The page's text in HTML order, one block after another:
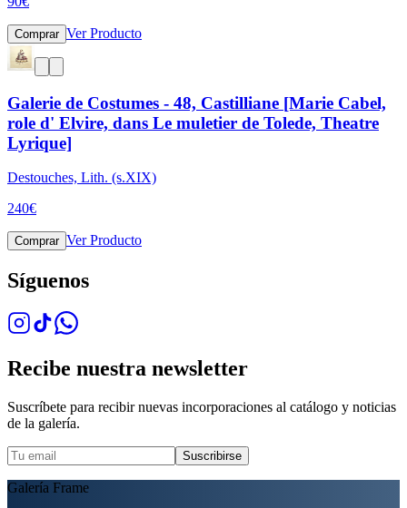
Comprar Ver Producto
Galerie de Costumes - 48, Castilliane [Marie Cabel,
role d' Elvire, dans Le muletier de Tolede, Theatre
Lyrique]
Destouches, Lith. (s.XIX)
240€
Comprar Ver Producto
Síguenos
Recibe nuestra newsletter
Suscríbete para recibir nuevas incorporaciones al catálogo y noticias
de la galería.
Suscribirse
Galería Frame